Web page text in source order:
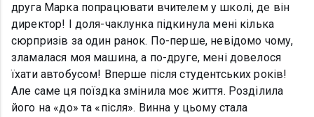
друга Марка попрацювати вчителем у школі, де він
директор! І доля-чаклунка підкинула мені кілька
сюрпризів за один ранок. По-перше, невідомо чому,
зламалася моя машина, а по-друге, мені довелося
їхати автобусом! Вперше після студентських років!
Але саме ця поїздка змінила моє життя. Розділила
його на «до» та «після». Винна у цьому стала